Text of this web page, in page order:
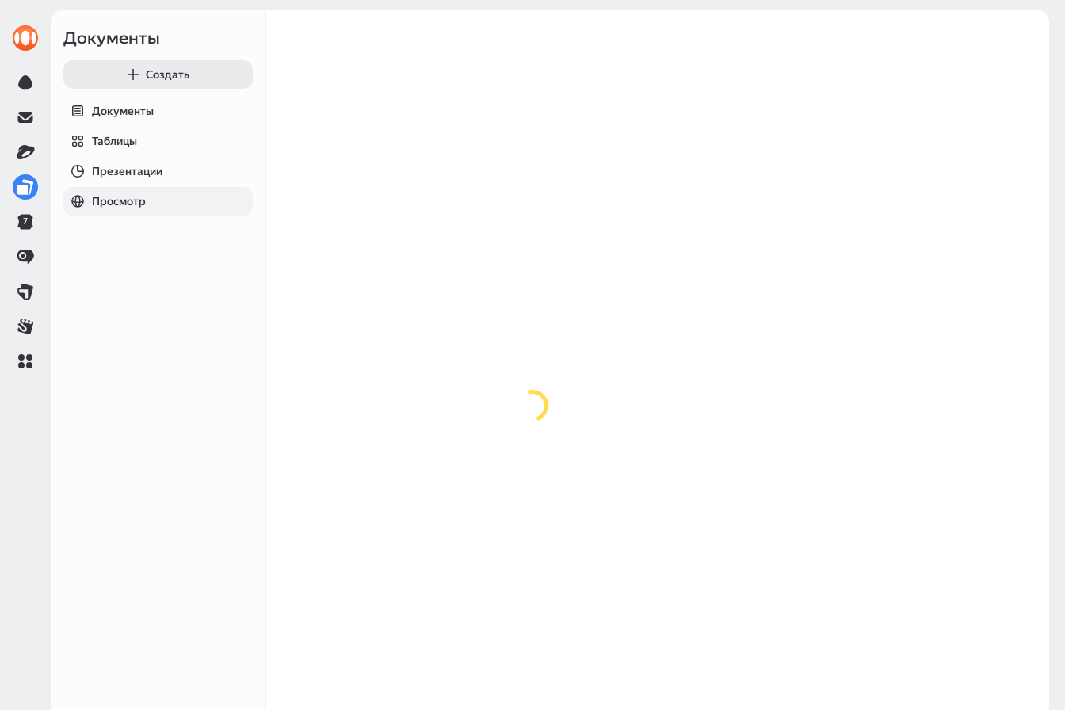
7
Документы
Создать
Документы
Таблицы
Презентации
Просмотр